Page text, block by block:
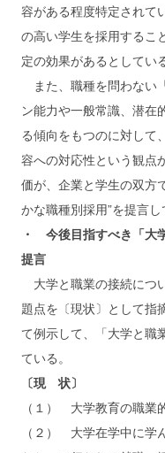
容がある程度特定されて
の高い学生を採用するこ
定の効果があるとしている
また、職種を問わない
ン能力や一般常識、潜在
る傾向をもつのに対して
容への対応性という観点
価が、企業と学生の双方
かな職種別採用”を提言し
・ 今後目指すべき「大
提言
大学と職業の接続につ
題点を〔現状〕として指
て例示して、「大学と職
ている。
〔現 状〕
（１） 大学教育の職業
（２） 大学在学中に学